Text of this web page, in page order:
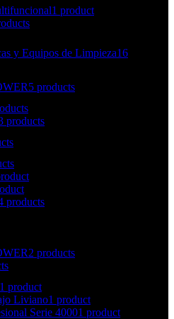
1 product
y Equipos de Limpieza16
5 products
products
products
2 products
1 product
Liviano1 product
Serie 40001 product